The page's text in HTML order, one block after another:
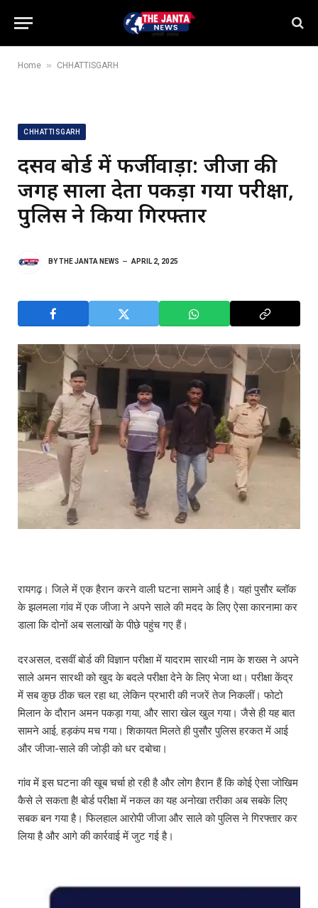
Home » CHHATTISGARH
CHHATTISGARH
दसवीं बोर्ड में फर्जीवाड़ा: जीजा की
जगह साला देता पकड़ा गया परीक्षा,
पुलिस ने किया गिरफ्तार
BYTHE JANTA NEWS APRIL 2, 2025
रायगढ़। जिले में एक हैरान करने वाली घटना सामने आई है। यहां पुसौर ब्लॉक
के झलमला गांव में एक जीजा ने अपने साले की मदद के लिए ऐसा कारनामा कर
डाला कि दोनों अब सलाखों के पीछे पहुंच गए हैं।
दरअसल, दसवीं बोर्ड की विज्ञान परीक्षा में यादराम सारथी नाम के शख्स ने अपने
साले अमन सारथी को खुद के बदले परीक्षा देने के लिए भेजा था। परीक्षा केंद्र
में सब कुछ ठीक चल रहा था, लेकिन प्रभारी की नजरें तेज निकलीं। फोटो
मिलान के दौरान अमन पकड़ा गया, और सारा खेल खुल गया। जैसे ही यह बात
सामने आई, हड़कंप मच गया। शिकायत मिलते ही पुसौर पुलिस हरकत में आई
और जीजा-साले की जोड़ी को धर दबोचा।
गांव में इस घटना की खूब चर्चा हो रही है और लोग हैरान हैं कि कोई ऐसा जोखिम
कैसे ले सकता है! बोर्ड परीक्षा में नकल का यह अनोखा तरीका अब सबके लिए
सबक बन गया है। फिलहाल आरोपी जीजा और साले को पुलिस ने गिरफ्तार कर
लिया है और आगे की कार्रवाई में जुट गई है।